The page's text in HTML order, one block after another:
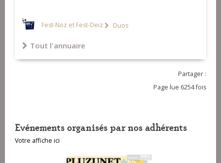
Fest-Noz et Fest-Deiz Duos
Tout l'annuaire
Partager :
Page lue 6254 fois
Evénements organisés par nos adhérents
Votre affiche ici